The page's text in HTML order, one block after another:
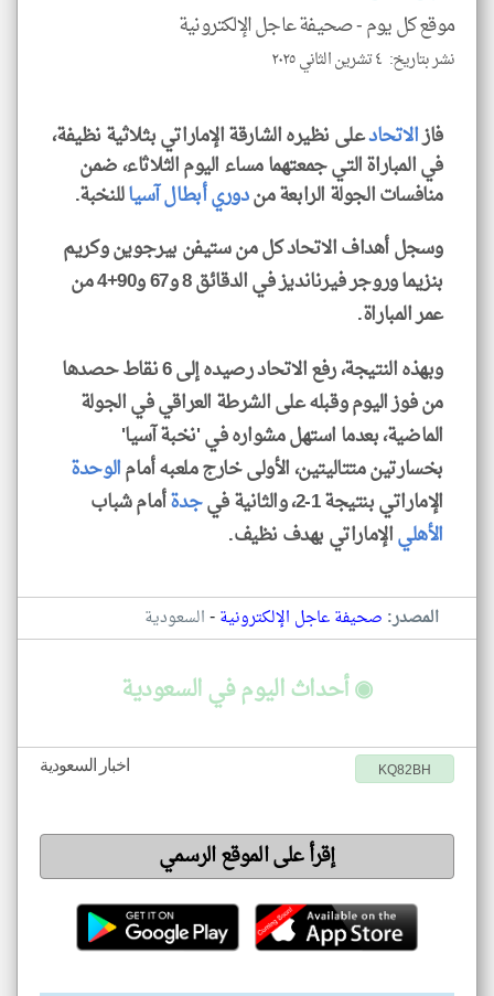
موقع كل يوم -صحيفة عاجل الإلكترونية
نشر بتاريخ: ٤ تشرين الثاني ٢٠٢٥
فازالاتحادعلى نظيره الشارقة الإماراتي بثلاثية نظيفة،
في المباراة التي جمعتهما مساء اليوم الثلاثاء، ضمن
منافسات الجولة الرابعة مندوري أبطال آسياللنخبة.
وسجل أهداف الاتحاد كل من ستيفن بيرجوين وكريم
بنزيما وروجر فيرنانديز في الدقائق 8 و67 و90+4 من
عمر المباراة.
وبهذه النتيجة، رفع الاتحاد رصيده إلى 6 نقاط حصدها
من فوز اليوم وقبله على الشرطة العراقي في الجولة
الماضية، بعدما استهل مشواره في 'نخبة آسيا'
بخسارتين متتاليتين، الأولى خارج ملعبه أمامالوحدة
الإماراتي بنتيجة 1-2، والثانية في
جدةأمام شباب
الأهليالإماراتي بهدف نظيف.
المصدر: صحيفة عاجل الإلكترونية-السعودية
◉ أحداث اليوم في السعودية
اخبار السعودية KQ82BH
إقرأ على الموقع الرسمي
klyoum.com